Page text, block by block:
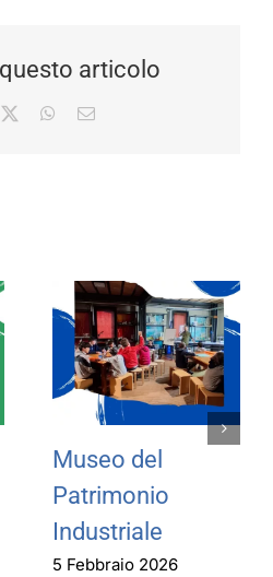
articolo
WhatsApp
Email
Museo del
Patrimonio
Industriale
5 Febbraio 2026